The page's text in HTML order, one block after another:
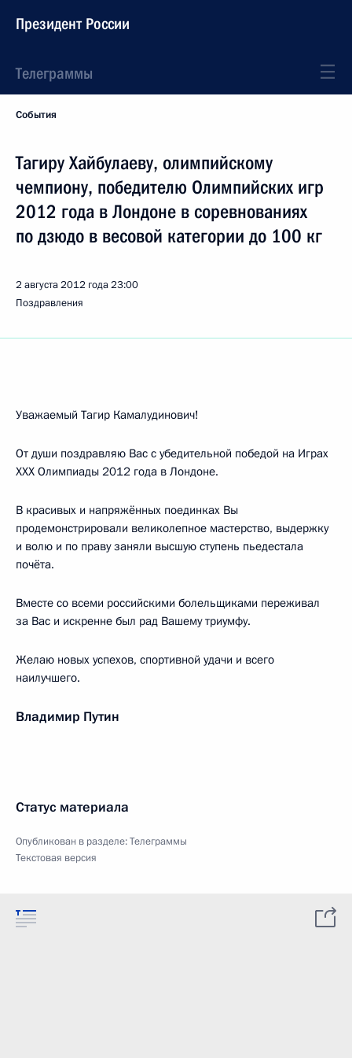
Президент России
Телеграммы
События
Тагиру Хайбулаеву, олимпийскому
чемпиону, победителю Олимпийских игр
2012 года в Лондоне в соревнованиях
по дзюдо в весовой категории до 100 кг
2 августа 2012 года23:00
Поздравления
Уважаемый Тагир Камалудинович!
От души поздравляю Вас с убедительной победой на Играх
ХХХ Олимпиады 2012 года в Лондоне.
В красивых и напряжённых поединках Вы
продемонстрировали великолепное мастерство, выдержку
и волю и по праву заняли высшую ступень пьедестала
почёта.
Вместе со всеми российскими болельщиками переживал
за Вас и искренне был рад Вашему триумфу.
Желаю новых успехов, спортивной удачи и всего
наилучшего.
Владимир Путин
Статус материала
Опубликован в разделе:Телеграммы
Текстовая версия